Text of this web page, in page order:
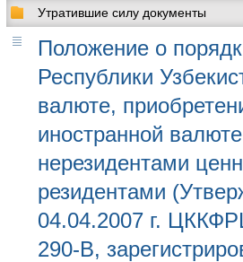
Утратившие силу документы
Положение о
Республики
валюте,
иностранной
нерезидентами
резидентами
04.04.2007 г.
290-В,